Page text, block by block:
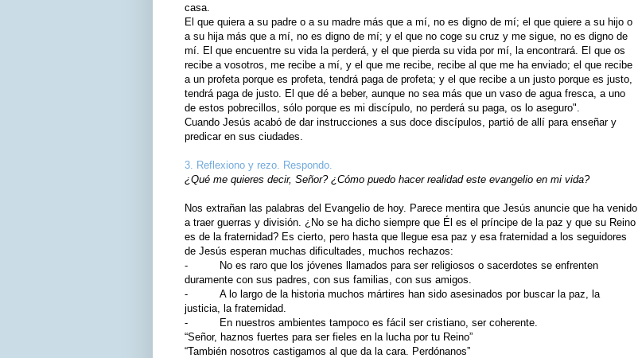
casa.
El que quiera a su padre o a su madre más que a mí, no es digno de mí; el que quiere a su hijo o
a su hija más que a mí, no es digno de mí; y el que no coge su cruz y me sigue, no es digno de
mí. El que encuentre su vida la perderá, y el que pierda su vida por mí, la encontrará. El que os
recibe a vosotros, me recibe a mí, y el que me recibe, recibe al que me ha enviado; el que recibe
a un profeta porque es profeta, tendrá paga de profeta; y el que recibe a un justo porque es justo,
tendrá paga de justo. El que dé a beber, aunque no sea más que un vaso de agua fresca, a uno
de estos pobrecillos, sólo porque es mi discípulo, no perderá su paga, os lo aseguro".
Cuando Jesús acabó de dar instrucciones a sus doce discípulos, partió de allí para enseñar y
predicar en sus ciudades.
3. Reflexiono y rezo. Respondo.
¿Qué me quieres decir, Señor? ¿Cómo puedo hacer realidad este evangelio en mi vida?
Nos extrañan las palabras del Evangelio de hoy. Parece mentira que Jesús anuncie que ha venido
a traer guerras y división. ¿No se ha dicho siempre que Él es el príncipe de la paz y que su Reino
es de la fraternidad? Es cierto, pero hasta que llegue esa paz y esa fraternidad a los seguidores
de Jesús esperan muchas dificultades, muchos rechazos:
- No es raro que los jóvenes llamados para ser religiosos o sacerdotes se enfrenten
duramente con sus padres, con sus familias, con sus amigos.
- A lo largo de la historia muchos mártires han sido asesinados por buscar la paz, la
justicia, la fraternidad.
- En nuestros ambientes tampoco es fácil ser cristiano, ser coherente.
“Señor, haznos fuertes para ser fieles en la lucha por tu Reino”
“También nosotros castigamos al que da la cara. Perdónanos”